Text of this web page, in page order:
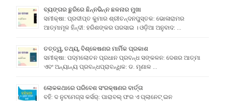
ବ୍ୟଙ୍ଗର ଛୁରିରେ ଛିନ୍ନଭିନ୍ନ ଛଳନାର ମୁଖା
ସମୀକ୍ଷା: ପ୍ରଦୀପ୍ତ କୁମାର ଶ୍ରୀଚନ୍ଦନପୁସ୍ତକ: ଭୋଳାରାମର
ଆତ୍ମାମୂଳ ହିନ୍ଦୀ: ହରିଶଙ୍କର ପରସାଇ । ଓଡ଼ିଆ ଅନୁବାଦ: …
ତତ୍ତ୍ୱ, ତଥ୍ୟ, ବିଶ୍ଳେଷଣର ମାର୍ମିକ ପ୍ରକାଶ
ସମୀକ୍ଷା: ପଦ୍ମଲୋଚନ ପ୍ରଧାନ ପ୍ରବନ୍ଧ ସଙ୍କଳନ: ଦେଶର ଆତ୍ମା
ଏବଂ ଅନ୍ୟାନ୍ୟ ପ୍ରବନ୍ଧପ୍ରାବନ୍ଧିକ: ଡ. ମୃଣାଳ …
ଲୋକକଥାରେ ପରିବେଶ ସଂରକ୍ଷଣର ବାର୍ତ୍ତା
ବହି: ଦ ନୁଟମେଗ୍ସ କର୍ସର୍: ପାରାବଲ୍ ଫର ଏ ପ୍ଲାନେଟ୍ ଇନ